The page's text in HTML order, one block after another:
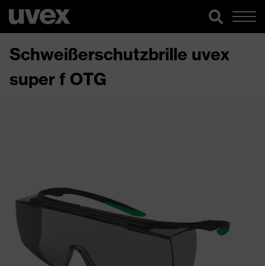
Schweißerschutzbrille uvex
super f OTG